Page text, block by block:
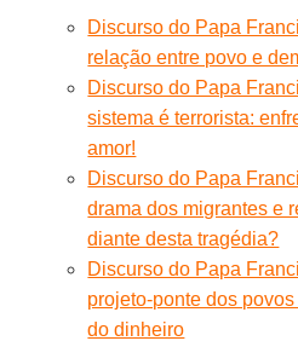
Discurso do Papa
relação entre povo e
Discurso do Papa
sistema é terrorista:
amor!
Discurso do Papa
drama dos migrantes e
diante desta tragédia?
Discurso do Papa
projeto-ponte dos
do dinheiro